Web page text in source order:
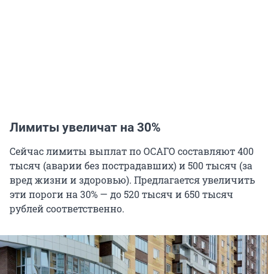
Лимиты увеличат на 30%
Сейчас лимиты выплат по ОСАГО составляют 400
тысяч (аварии без пострадавших) и 500 тысяч (за
вред жизни и здоровью). Предлагается увеличить
эти пороги на 30% — до 520 тысяч и 650 тысяч
рублей соответственно.